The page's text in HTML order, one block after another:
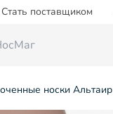
Стать поставщиком
носки Альтаир